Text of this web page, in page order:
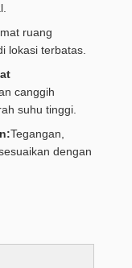
ruang
lokasi terbatas.
canggih
suhu tinggi.
Tegangan,
dengan